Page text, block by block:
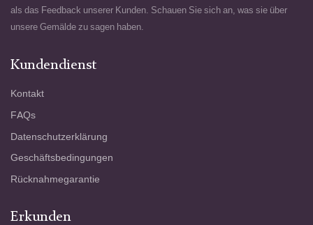
als das Feedback unserer Kunden. Schauen Sie sich an, was sie über
unsere Gemälde zu sagen haben.
Kundendienst
Kontakt
FAQs
Datenschutzerklärung
Geschäftsbedingungen
Rücknahmegarantie
Erkunden